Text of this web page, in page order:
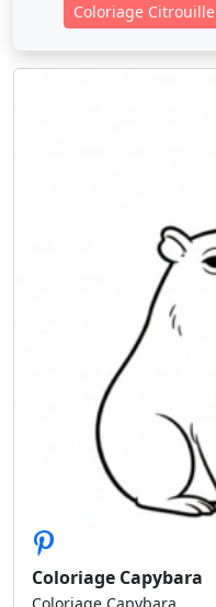
Coloriage Citrouille
Coloriage Capybara